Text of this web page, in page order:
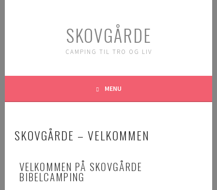
SKOVGÅRDE
CAMPING TIL TRO OG LIV
MENU
SKOVGÅRDE – VELKOMMEN
VELKOMMEN PÅ SKOVGÅRDE
BIBELCAMPING